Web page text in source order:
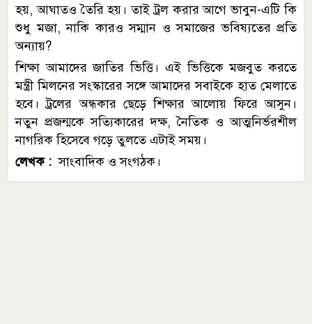
হয়, আঘাতও তৈরি হয়। তাই ট্রল করার আগে ভাবুন-এটি কি
শুধু মজা, নাকি কারও সম্মান ও সমাজের ভবিষ্যতের প্রতি
অন্যায়?
শিক্ষা আমাদের জাতির ভিত্তি। এই ভিত্তিকে মজবুত করতে
মন্ত্রী মিলনের সংস্কারের সঙ্গে আমাদের সবাইকে হাত মেলাতে
হবে। ট্রলের অন্ধকার ছেড়ে শিক্ষার আলোয় ফিরে আসুন।
নতুন প্রজন্মকে সত্যিকারের দক্ষ, নৈতিক ও আত্মনির্ভরশীল
নাগরিক হিসেবে গড়ে তুলতে এটাই সময়।
লেখক : সাংবাদিক ও সংগঠক।